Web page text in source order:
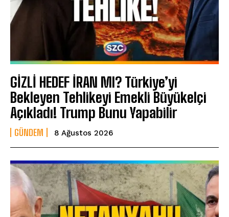
GİZLİ HEDEF İRAN MI? Türkiye’yi
Bekleyen Tehlikeyi Emekli Büyükelçi
Açıkladı! Trump Bunu Yapabilir
GÜNDEM 8 Ağustos 2026